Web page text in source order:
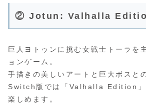
② Jotun: Valhalla
巨人ヨトゥンに挑む女戦士トーラを
ョンゲーム。
手描きの美しいアートと巨大ボスと
Switch版では「Valhalla Edition」
楽しめます。